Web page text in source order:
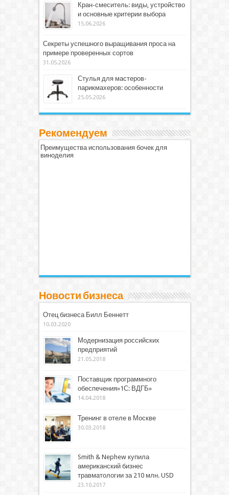
Кран-смеситель: виды, устройство
и основные критерии выбора
15.06.2026
Секреты успешного выращивания проса на
примере проверенных сортов
31.05.2026
Стулья для мастеров-
парикмахеров: особенности
25.05.2026
Рекомендуем
Преимущества использования бочек для
виноделия
Новости бизнеса
Отец бизнеса Билл Беннетт
10.03.2020
Модернизация российских
предприятий
21.05.2018
Поставщик программного
обеспечения»1С: ВДГБ»
14.04.2018
Тренинг в отеле в Москве
30.03.2018
Smith & Nephew купила
американский бизнес
травматологии за 210 млн. USD
23.10.2017